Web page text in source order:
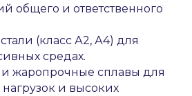
общего и ответственного
(класс А2, А4) для
средах.
жаропрочные сплавы для
и высоких